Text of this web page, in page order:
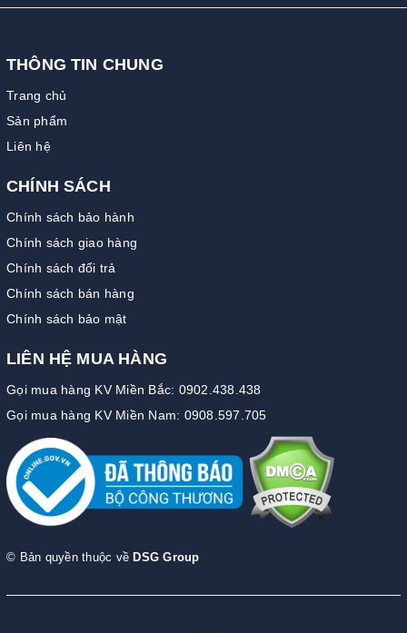
THÔNG TIN CHUNG
Trang chủ
Sản phẩm
Liên hệ
CHÍNH SÁCH
Chính sách bảo hành
Chính sách giao hàng
Chính sách đổi trả
Chính sách bán hàng
Chính sách bảo mật
LIÊN HỆ MUA HÀNG
Gọi mua hàng KV Miền Bắc: 0902.438.438
Gọi mua hàng KV Miền Nam: 0908.597.705
© Bản quyền thuộc về DSG Group